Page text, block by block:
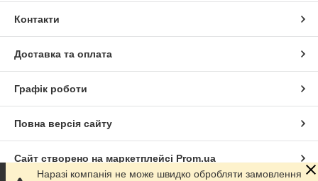
Контакти
Доставка та оплата
Графік роботи
Повна версія сайту
Сайт створено на маркетплейсі Prom.ua
Наразі компанія не може швидко обробляти замовлення